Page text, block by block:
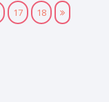
17 18